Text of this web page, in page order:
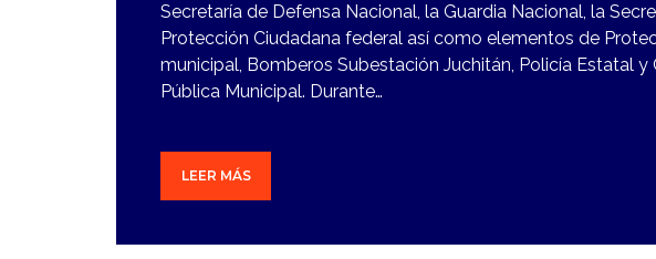
Secretaría de Defensa Nacional, la Guardia Nacional, la
Protección Ciudadana federal así como elementos de
municipal, Bomberos Subestación Juchitán, Policía Estatal y
Pública Municipal. Durante…
LEER MÁS